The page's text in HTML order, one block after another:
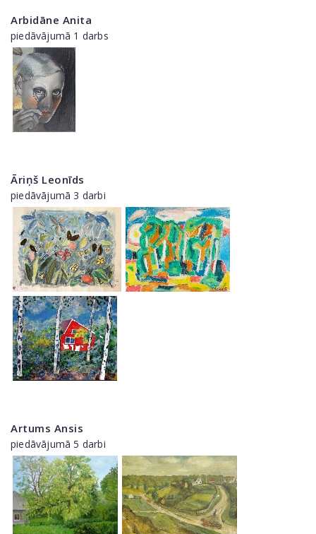
Arbidāne Anita
piedāvājumā 1 darbs
Āriņš Leonīds
piedāvājumā 3 darbi
Artums Ansis
piedāvājumā 5 darbi